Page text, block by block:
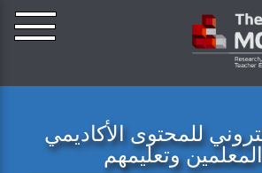
للمحتوى الأكاديمي
وتعليمهم